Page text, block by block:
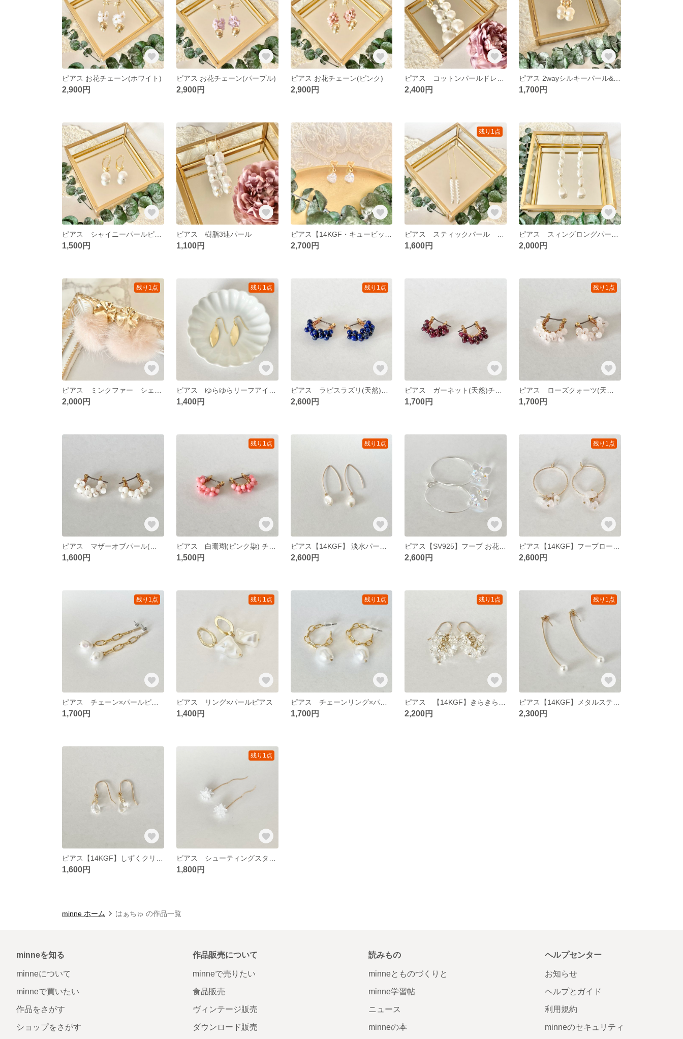
ピアス お花チェーン(ホワイト)
2,900円
ピアス お花チェーン(パープル)
2,900円
ピアス お花チェーン(ピンク)
2,900円 2,400円 1,700円
1,500円
ピアス 樹脂3連パール
1,100円 2,700円
残り1点
1,600円 2,000円
残り1点
2,000円
残り1点
1,400円
残り1点
2,600円 1,700円
残り1点
1,700円
1,600円
残り1点
1,500円
残り1点
2,600円 2,600円
残り1点
2,600円
残り1点
1,700円
残り1点
ピアス リング×パールピアス
1,400円
残り1点
ピアス チェーンリング×パールピアス
1,700円
残り1点
2,200円
残り1点
2,300円
1,600円
残り1点
1,800円
minne ホーム はぁちゅ の作品一覧
minneを知る
minneについて
minneで買いたい
作品をさがす
ショップをさがす
作品販売について
minneで売りたい
食品販売
ヴィンテージ販売
ダウンロード販売
読みもの
minneとものづくりと
minne学習帖
ニュース
minneの本
ヘルプセンター
お知らせ
ヘルプとガイド
利用規約
minneのセキュリティ